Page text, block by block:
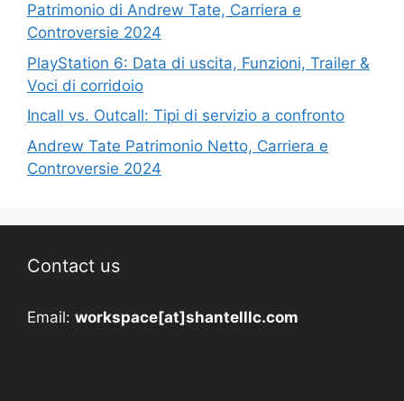
Patrimonio di Andrew Tate, Carriera e
Controversie 2024
PlayStation 6: Data di uscita, Funzioni, Trailer &
Voci di corridoio
Incall vs. Outcall: Tipi di servizio a confronto
Andrew Tate Patrimonio Netto, Carriera e
Controversie 2024
Contact us
Email: workspace[at]shantelllc.com